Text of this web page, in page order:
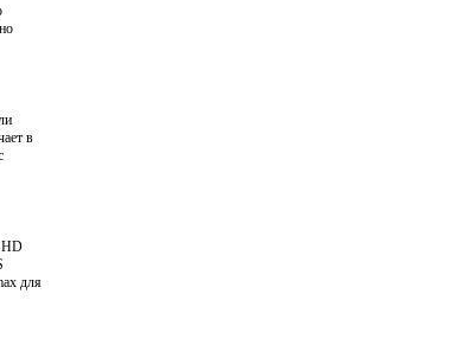
в
HD
для